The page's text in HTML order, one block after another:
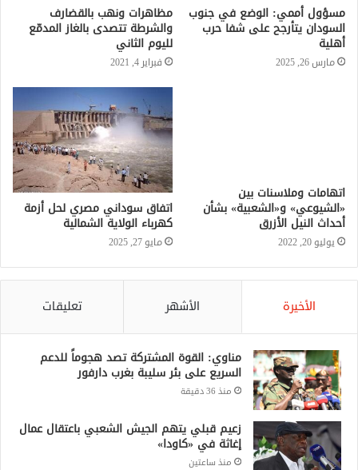
مسؤول أممي: الوضع في جنوب
السودان يتأرجح على شفا حرب
أهلية
مارس 26, 2025
مظاهرات ونهب بالقضارف
والشرطة تتصدى بالغاز المدمّع
لليوم الثاني
فبراير 4, 2021
اتفاق سوداني مصري لحل أزمة
كهرباء الولاية الشمالية
مايو 27, 2025
الأخيرة الأشهر تعليقات
مناوي: القوة المشتركة تصد هجوماً للدعم
السريع على بئر سليبة بغرب دارفور
منذ 36 دقيقة
زعيم قبلي يتهم الجيش الشعبي باعتقال عمال
إغاثة في «كاودا»
منذ ساعتين